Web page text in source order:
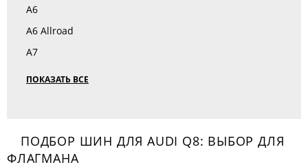
A6
A6 Allroad
A7
ПОКАЗАТЬ ВСЕ
ПОДБОР ШИН ДЛЯ AUDI Q8: ВЫБОР ДЛЯ
ФЛАГМАНА